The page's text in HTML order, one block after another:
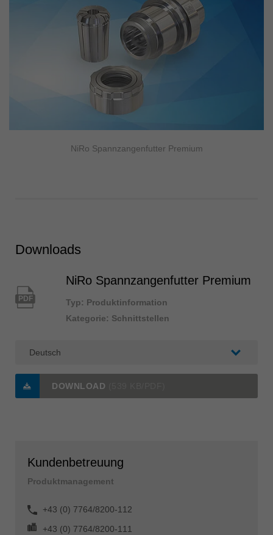
NiRo Spannzangenfutter Premium
Downloads
PDF
NiRo Spannzangenfutter Premium
Typ: Produktinformation
Kategorie: Schnittstellen
DOWNLOAD
Kundenbetreuung
Produktmanagement
+43 (0) 7764/8200-112
+43 (0) 7764/8200-111